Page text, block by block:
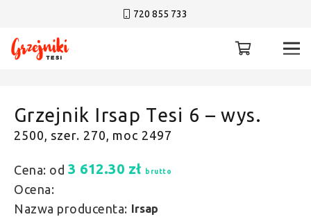
720 855 733
Grzejnik Irsap Tesi 6 – wys.
2500, szer. 270, moc 2497
Cena: od 3 612.30 zł brutto
Ocena:
Nazwa producenta: Irsap